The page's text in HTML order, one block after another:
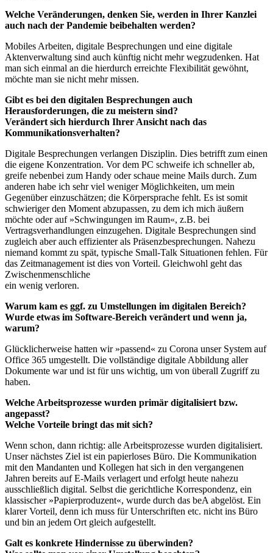
Welche Veränderungen, denken Sie, werden in Ihrer Kanzlei
auch nach der Pandemie beibehalten werden?
Mobiles Arbeiten, digitale Besprechungen und eine digitale
Aktenverwaltung sind auch künftig nicht mehr wegzudenken. Hat
man sich einmal an die hierdurch erreichte Flexibilität gewöhnt,
möchte man sie nicht mehr missen.
Gibt es bei den digitalen Besprechungen auch
Herausforderungen, die zu meistern sind?
Verändert sich hierdurch Ihrer Ansicht nach das
Kommunikationsverhalten?
Digitale Besprechungen verlangen Disziplin. Dies betrifft zum einen
die eigene Konzentration. Vor dem PC schweife ich schneller ab,
greife nebenbei zum Handy oder schaue meine Mails durch. Zum
anderen habe ich sehr viel weniger Möglichkeiten, um mein
Gegenüber einzuschätzen; die Körpersprache fehlt. Es ist somit
schwieriger den Moment abzupassen, zu dem ich mich äußern
möchte oder auf »Schwingungen im Raum«, z.B. bei
Vertragsverhandlungen einzugehen. Digitale Besprechungen sind
zugleich aber auch effizienter als Präsenzbesprechungen. Nahezu
niemand kommt zu spät, typische Small-Talk Situationen fehlen. Für
das Zeitmanagement ist dies von Vorteil. Gleichwohl geht das
Zwischenmenschliche
ein wenig verloren.
Warum kam es ggf. zu Umstellungen im digitalen Bereich?
Wurde etwas im Software-Bereich verändert und wenn ja,
warum?
Glücklicherweise hatten wir »passend« zu Corona unser System auf
Office 365 umgestellt. Die vollständige digitale Abbildung aller
Dokumente war und ist für uns wichtig, um von überall Zugriff zu
haben.
Welche Arbeitsprozesse wurden primär digitalisiert bzw.
angepasst?
Welche Vorteile bringt das mit sich?
Wenn schon, dann richtig: alle Arbeitsprozesse wurden digitalisiert.
Unser nächstes Ziel ist ein papierloses Büro. Die Kommunikation
mit den Mandanten und Kollegen hat sich in den vergangenen
Jahren bereits auf E-Mails verlagert und erfolgt heute nahezu
ausschließlich digital. Selbst die gerichtliche Korrespondenz, ein
klassischer »Papierproduzent«, wurde durch das beA abgelöst. Ein
klarer Vorteil, denn ich muss für Unterschriften etc. nicht ins Büro
und bin an jedem Ort gleich aufgestellt.
Galt es konkrete Hindernisse zu überwinden?